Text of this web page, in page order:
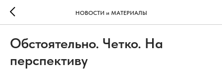
НОВОСТИ и МАТЕРИАЛЫ
Обстоятельно. Четко. На
перспективу